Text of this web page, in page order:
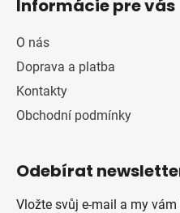
Informácie pre vás
O nás
Doprava a platba
Kontakty
Obchodní podmínky
Odebírat
Vložte svůj e-mail a my